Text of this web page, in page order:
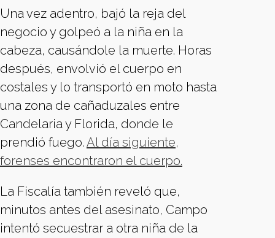
Una vez adentro, bajó la reja del
negocio y golpeó a la niña en la
cabeza, causándole la muerte. Horas
después, envolvió el cuerpo en
costales y lo transportó en moto hasta
una zona de cañaduzales entre
Candelaria y Florida, donde le
prendió fuego. Al día siguiente,
forenses encontraron el cuerpo.
La Fiscalía también reveló que,
minutos antes del asesinato, Campo
intentó secuestrar a otra niña de la